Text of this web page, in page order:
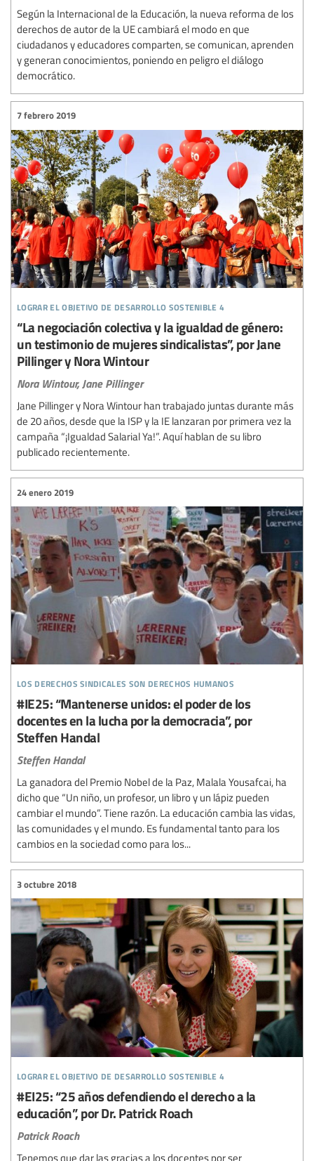
Según la Internacional de la Educación, la nueva reforma de los
derechos de autor de la UE cambiará el modo en que
ciudadanos y educadores comparten, se comunican, aprenden
y generan conocimientos, poniendo en peligro el diálogo
democrático.
lograr el objetivo de desarrollo sostenible 4
7 febrero 2019
“La negociación colectiva y la igualdad de género:
un testimonio de mujeres sindicalistas”, por Jane
Pillinger y Nora Wintour
Nora Wintour,Jane Pillinger
Jane Pillinger y Nora Wintour han trabajado juntas durante más
de 20 años, desde que la ISP y la IE lanzaran por primera vez la
campaña “¡Igualdad Salarial Ya!”. Aquí hablan de su libro
publicado recientemente.
los derechos sindicales son derechos humanos
24 enero 2019
#IE25: “Mantenerse unidos: el poder de los
docentes en la lucha por la democracia”, por
Steffen Handal
Steffen Handal
La ganadora del Premio Nobel de la Paz, Malala Yousafcai, ha
dicho que “Un niño, un profesor, un libro y un lápiz pueden
cambiar el mundo”. Tiene razón. La educación cambia las vidas,
las comunidades y el mundo. Es fundamental tanto para los
cambios en la sociedad como para los...
lograr el objetivo de desarrollo sostenible 4
3 octubre 2018
#EI25: “25 años defendiendo el derecho a la
educación”, por Dr. Patrick Roach
Patrick Roach
Tenemos que dar las gracias a los docentes por ser